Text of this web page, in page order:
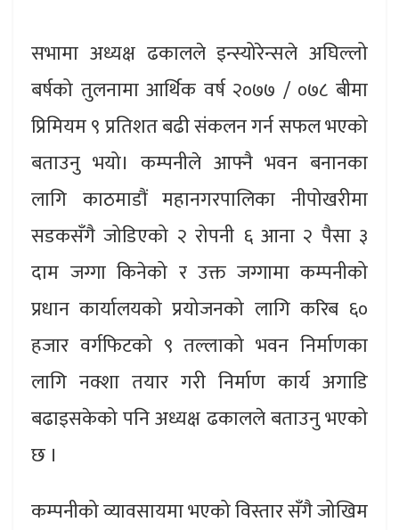
सभामा अध्यक्ष ढकालले इन्स्योरेन्सले अघिल्लो
बर्षको तुलनामा आर्थिक वर्ष २०७७ / ०७८ बीमा
प्रिमियम ९ प्रतिशत बढी संकलन गर्न सफल भएको
बताउनु भयो। कम्पनीले आफ्नै भवन बनानका
लागि काठमाडौं महानगरपालिका नीपोखरीमा
सडकसँगै जोडिएको २ रोपनी ६ आना २ पैसा ३
दाम जग्गा किनेको र उक्त जग्गामा कम्पनीको
प्रधान कार्यालयको प्रयोजनको लागि करिब ६०
हजार वर्गफिटको ९ तल्लाको भवन निर्माणका
लागि नक्शा तयार गरी निर्माण कार्य अगाडि
बढाइसकेको पनि अध्यक्ष ढकालले बताउनु भएको
छ ।
कम्पनीको व्यावसायमा भएको विस्तार सँगै जोखिम